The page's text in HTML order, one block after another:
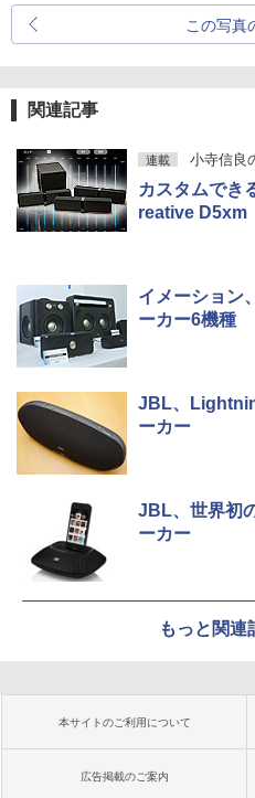
この写真
関連記事
連載 小寺信良
カスタムでき
reative D5xm
イメーション
ーカー6機種
JBL、
ーカー
JBL、世界初
ーカー
もっと関連
本サイトのご利用について
広告掲載のご案内